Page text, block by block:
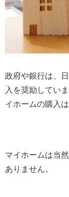
政府や銀行は、
入を奨励してい
イホームの購入
マイホームは当
ありません。